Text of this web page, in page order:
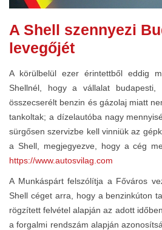
A Shell szennyezi
levegőjét
A körülbelül ezer érintettből eddig
Shellnél, hogy a vállalat budapesti,
összecserélt benzin és gázolaj miatt
tankoltak; a dízelautóba nagy
sürgősen szervizbe kell vinniük az
a Shell, megjegyezve, hogy a cég
https://www.autosvilag.com
A Munkáspárt felszólítja a Főváros
Shell céget arra, hogy a benzinkúton
rögzített felvétel alapján az adott
a forgalmi rendszám alapján